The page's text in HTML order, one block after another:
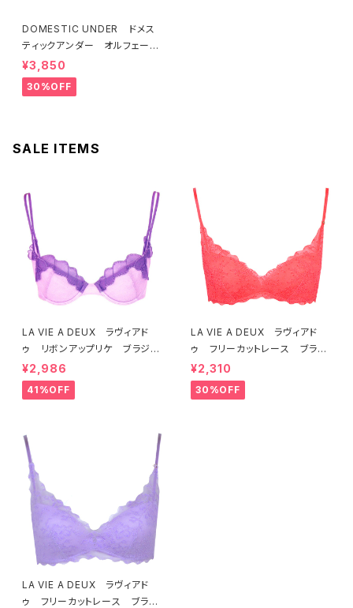
DOMESTIC UNDER ドメス
ティックアンダー オルフェーヴ
ル ブラジャー（ブラック）D225
4 送料無料
¥3,850
30%OFF
SALE ITEMS
LA VIE A DEUX ラヴィアド
ゥ リボンアップリケ ブラジャ
ー（ラベンダー） 22293 SA
LE セール 送料無料
¥2,986
41%OFF
LA VIE A DEUX ラヴィアド
ゥ フリーカットレース ブラレ
ット ソフトブラ（トマトレッド）2
2457 SALE 送料無料
¥2,310
30%OFF
LA VIE A DEUX ラヴィアド
ゥ フリーカットレース ブラレ